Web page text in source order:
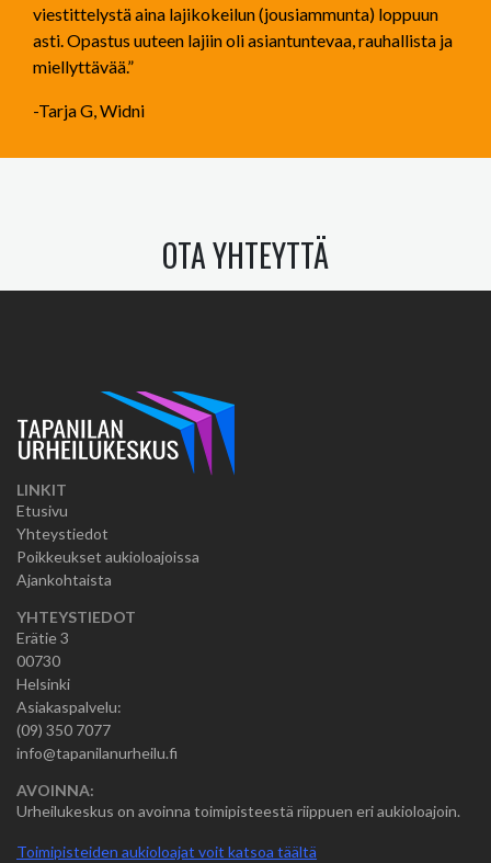
viestittelystä aina lajikokeilun (jousiammunta) loppuun
asti. Opastus uuteen lajiin oli asiantuntevaa, rauhallista ja
miellyttävää.”
-Tarja G, Widni
OTA YHTEYTTÄ
LINKIT
Etusivu
Yhteystiedot
Poikkeukset aukioloajoissa
Ajankohtaista
YHTEYSTIEDOT
Erätie 3
00730
Helsinki
Asiakaspalvelu:
(09) 350 7077
info@tapanilanurheilu.fi
AVOINNA:
Urheilukeskus on avoinna toimipisteestä riippuen eri aukioloajoin.
Toimipisteiden aukioloajat voit katsoa täältä